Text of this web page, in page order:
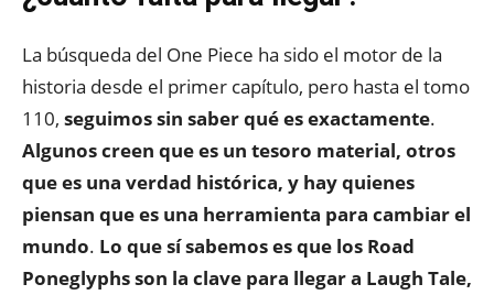
La búsqueda del One Piece ha sido el motor de la
historia desde el primer capítulo, pero hasta el tomo
110, seguimos sin saber qué es exactamente.
Algunos creen que es un tesoro material, otros
que es una verdad histórica, y hay quienes
piensan que es una herramienta para cambiar el
mundo. Lo que sí sabemos es que los Road
Poneglyphs son la clave para llegar a Laugh Tale,